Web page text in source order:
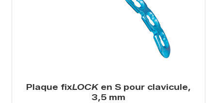
Plaque fixLOCK en S pour clavicule,
3,5 mm